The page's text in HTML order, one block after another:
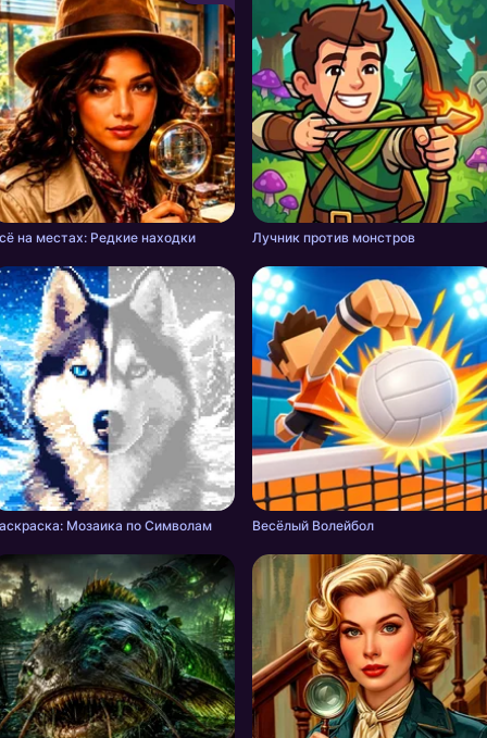
на местах: Редкие находки Лучник против монстров
Мозаика по Символам Весёлый Волейбол